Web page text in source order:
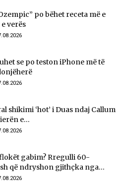
po bëhet receta më e
verës
se po teston iPhone më të
shikimi ‘hot’ i Duas ndaj Callum
e...
gabim? Rregulli 60-
që ndryshon gjithçka nga...